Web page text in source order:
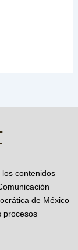
contenidos
de México
procesos